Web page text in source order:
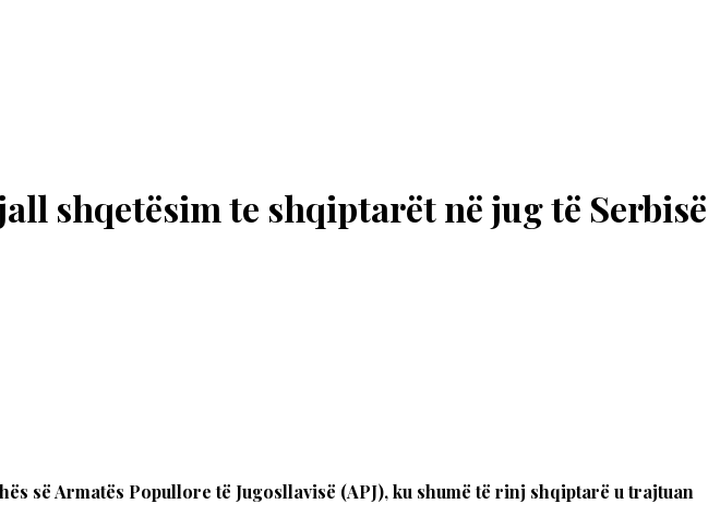
shqetësim te shqiptarët në jug të Serbisë
së Armatës Popullore të Jugosllavisë (APJ), ku shumë të rinj shqiptarë u trajtuan